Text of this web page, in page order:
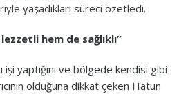
yaşadıkları süreci özetledi.
hem de sağlıklı”
yaptığını ve bölgede kendisi gibi
olduğuna dikkat çeken Hatun